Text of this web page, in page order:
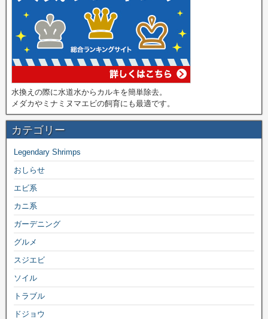
水換えの際に水道水からカルキを簡単除去。
メダカやミナミヌマエビの飼育にも最適です。
カテゴリー
Legendary Shrimps
おしらせ
エビ系
カニ系
ガーデニング
グルメ
スジエビ
ソイル
トラブル
ドジョウ